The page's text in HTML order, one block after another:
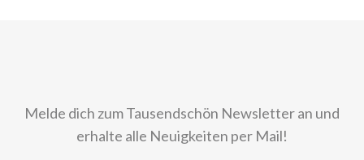
Melde dich zum Tausendschön Newsletter an und
erhalte alle Neuigkeiten per Mail!